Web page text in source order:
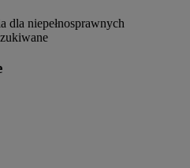
dla niepełnosprawnych